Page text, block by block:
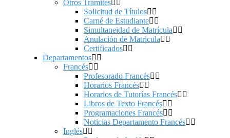
Otros Trámites
Solicitud de Títulos
Carné de Estudiante
Simultaneidad de Matrícula
Anulación de Matrícula
Certificados
Departamentos
Francés
Profesorado Francés
Horarios Francés
Horarios de Tutorías Francés
Libros de Texto Francés
Programaciones Francés
Noticias Departamento Francés
Inglés